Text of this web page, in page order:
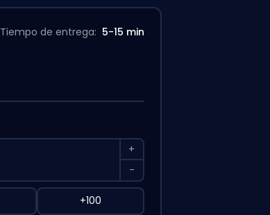
Tiempo de entrega: 5-15 min
+
-
+100